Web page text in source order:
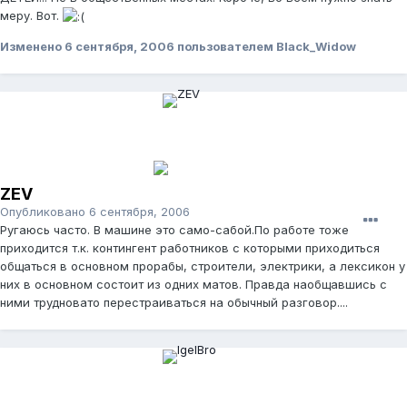
меру. Вот.
Изменено 6 сентября, 2006 пользователем Black_Widow
ZEV
Опубликовано 6 сентября, 2006
Ругаюсь часто. В машине это само-сабой.По работе тоже
приходится т.к. контингент работников с которыми приходиться
общаться в основном прорабы, строители, электрики, а лексикон у
них в основном состоит из одних матов. Правда наобщавшись с
ними трудновато перестраиваться на обычный разговор....